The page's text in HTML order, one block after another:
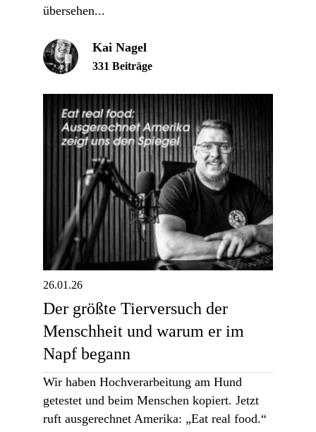
übersehen...
Kai Nagel
331 Beiträge
26.01.26
Der größte Tierversuch der
Menschheit und warum er im
Napf begann
Wir haben Hochverarbeitung am Hund
getestet und beim Menschen kopiert. Jetzt
ruft ausgerechnet Amerika: „Eat real food.“